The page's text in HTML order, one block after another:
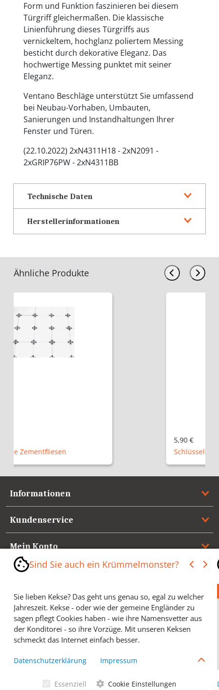
Form und Funktion faszinieren bei diesem
Türgriff gleichermaßen. Die klassische
Linienführung dieses Türgriffs aus
vernickeltem, hochglanz poliertem Messing
besticht durch dekorative Eleganz. Das
hochwertige Messing punktet mit seiner
Eleganz.
Ventano Beschläge unterstützt Sie umfassend
bei Neubau-Vorhaben, Umbauten,
Sanierungen und Instandhaltungen Ihrer
Fenster und Türen.
(22.10.2022) 2xN4311H18 - 2xN2091 -
2xGRIP76PW - 2xN4311BB
Technische Daten
Herstellerinformationen
Ähnliche Produkte
Schlüssellochrosette B4311BB
Informationen
Kundenservice
Mein Konto
Referenzen
Medienspiegel & Presseinformationen
*** Vertrag widerrufen ***
Sind Sie auch ein Krümmelmonster?
Sie lieben Kekse? Das geht uns genau so, egal zu welcher
Jahreszeit. Kekse - oder wie der gemeine Engländer zu
sagen pflegt Cookies haben - wie ihre Namensvetter aus
der Konditorei - so ihre Vorzüge. Mit unseren Keksen
schmeckt das Internet einfach besser.
Cookies helfen Ihnen, Ihre gewünschten Artikel schneller
Werbung sparen und selbstverständlich anonyme
Datenschutzerklärung Impressum
Essenziell Cookie Einstellungen